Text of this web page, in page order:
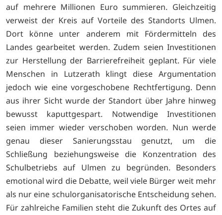
auf mehrere Millionen Euro summieren. Gleichzeitig
verweist der Kreis auf Vorteile des Standorts Ulmen.
Dort könne unter anderem mit Fördermitteln des
Landes gearbeitet werden. Zudem seien Investitionen
zur Herstellung der Barrierefreiheit geplant. Für viele
Menschen in Lutzerath klingt diese Argumentation
jedoch wie eine vorgeschobene Rechtfertigung. Denn
aus ihrer Sicht wurde der Standort über Jahre hinweg
bewusst kaputtgespart. Notwendige Investitionen
seien immer wieder verschoben worden. Nun werde
genau dieser Sanierungsstau genutzt, um die
Schließung beziehungsweise die Konzentration des
Schulbetriebs auf Ulmen zu begründen. Besonders
emotional wird die Debatte, weil viele Bürger weit mehr
als nur eine schulorganisatorische Entscheidung sehen.
Für zahlreiche Familien steht die Zukunft des Ortes auf